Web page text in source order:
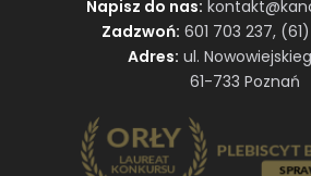
Napisz do nas:
Zadzwoń: 601 703 237,
Adres: ul.
61-733 Poznań